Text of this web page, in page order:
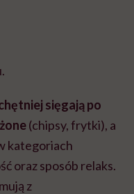
sięgają po
(chipsy, frytki), a
kategoriach
oraz sposób relaks.
z